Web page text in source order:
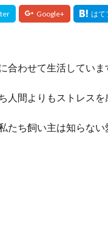
合わせて生活していま
人間よりもストレス
たち飼い主は知らな